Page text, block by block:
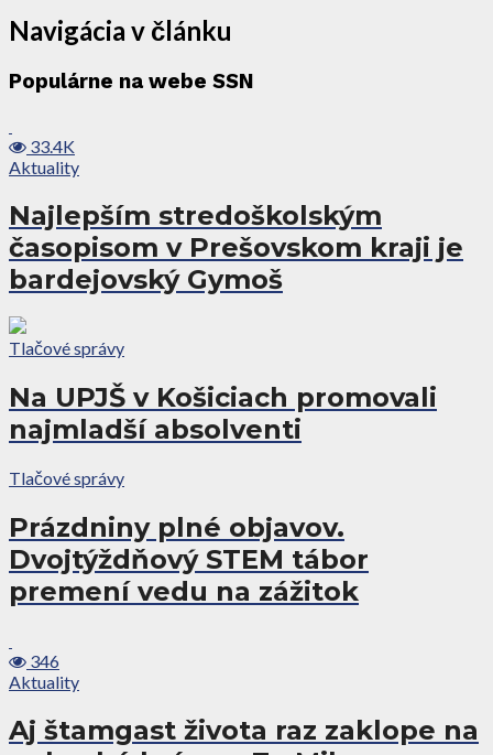
Navigácia v článku
Populárne na webe SSN
33.4K
Aktuality
Najlepším stredoškolským
časopisom v Prešovskom kraji je
bardejovský Gymoš
Tlačové správy
Na UPJŠ v Košiciach promovali
najmladší absolventi
Tlačové správy
Prázdniny plné objavov.
Dvojtýždňový STEM tábor
premení vedu na zážitok
346
Aktuality
Aj štamgast života raz zaklope na